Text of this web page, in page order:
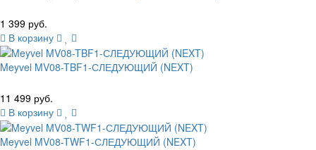
1 399 руб.
В корзину
Meyvel MV08-TBF1-СЛЕДУЮЩИЙ (NEXT)
11 499 руб.
В корзину
Meyvel MV08-TWF1-СЛЕДУЮЩИЙ (NEXT)